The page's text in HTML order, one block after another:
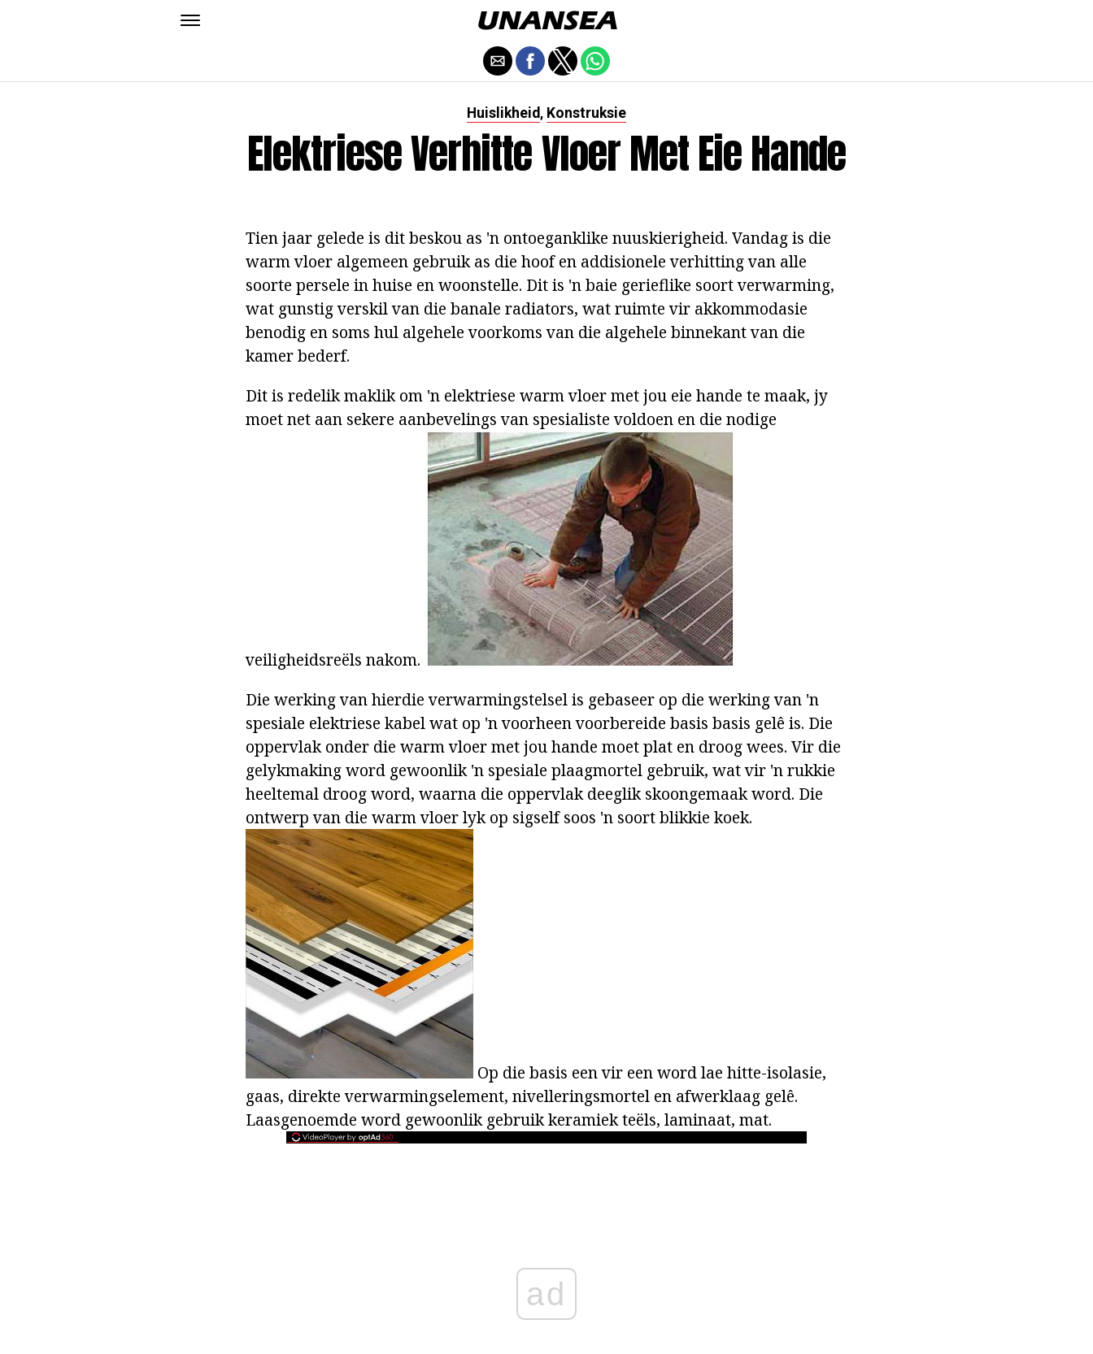
Huislikheid, Konstruksie
Elektriese Verhitte Vloer Met Eie Hande
Tien jaar gelede is dit beskou as 'n ontoeganklike nuuskierigheid. Vandag is die
warm vloer algemeen gebruik as die hoof en addisionele verhitting van alle
soorte persele in huise en woonstelle. Dit is 'n baie gerieflike soort verwarming,
wat gunstig verskil van die banale radiators, wat ruimte vir akkommodasie
benodig en soms hul algehele voorkoms van die algehele binnekant van die
kamer bederf.
Dit is redelik maklik om 'n elektriese warm vloer met jou eie hande te maak, jy
moet net aan sekere aanbevelings van spesialiste voldoen en die nodige
veiligheidsreëls nakom.
Die werking van hierdie verwarmingstelsel is gebaseer op die werking van 'n
spesiale elektriese kabel wat op 'n voorheen voorbereide basis basis gelê is. Die
oppervlak onder die warm vloer met jou hande moet plat en droog wees. Vir die
gelykmaking word gewoonlik 'n spesiale plaagmortel gebruik, wat vir 'n rukkie
heeltemal droog word, waarna die oppervlak deeglik skoongemaak word. Die
ontwerp van die warm vloer lyk op sigself soos 'n soort blikkie koek.
Op die basis een vir een word lae hitte-isolasie,
gaas, direkte verwarmingselement, nivelleringsmortel en afwerklaag gelê.
Laasgenoemde word gewoonlik gebruik keramiek teëls, laminaat, mat.
ad